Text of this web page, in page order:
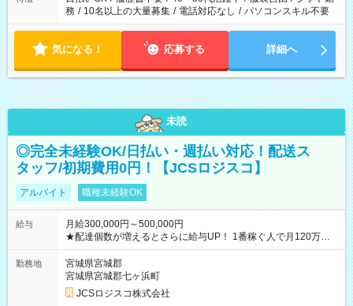
務 / 10名以上の大量募集 / 電話対応なし / パソコンスキル不要
気になる！ 応募する 詳細へ
未読
◎完全未経験OK/日払い・週払い対応！配送ス
タッフ/初期費用0円！【JCSロジスコ】
アルバイト 職種未経験OK
給与
月給300,000円～500,000円
★配達個数が増えるとさらに給与UP！ 1番稼ぐ人で月120万ほ
ど！ ・主要都市エリア 月収55万円／週5日稼働 月収65万~112
万円／週6日稼働 ・地方郊外エリア 月収40万円／週5日稼働 月
収40万円~50万円／週6日稼働 ＜モデルイメージ＞ ■月収50万
円 (27歳男性/江東区在住)※元建築関係 1日150個配達×25日勤務
(日休み) ■月収80万円(43歳男性/墨田区在住)※元営業 1日200個
勤務地
宮城県宮城郡
宮城県宮城郡七ヶ浜町
JCSロジスコ株式会社